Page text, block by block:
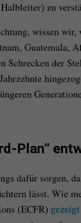
zu
wissen wir,
Guatemala,
Schrecken der
Plan“
dafür sorgen,
lässt. Wie
(ECFR) gezeigt